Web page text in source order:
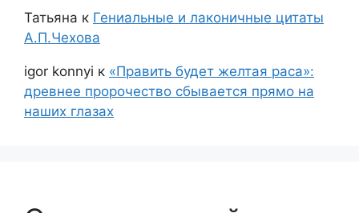
Татьяна к Гениальные и лаконичные цитаты
А.П.Чехова
igor konnyi к «Править будет желтая раса»:
древнее пророчество сбывается прямо на
наших глазах